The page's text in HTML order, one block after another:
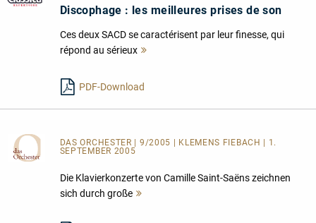
Discophage : les meilleures prises de son
Ces deux SACD se caractérisent par leur finesse, qui
répond au sérieux
PDF-Download
DAS ORCHESTER | 9/2005 | KLEMENS FIEBACH | 1.
SEPTEMBER 2005
Die Klavierkonzerte von Camille Saint-Saëns zeichnen
sich durch große